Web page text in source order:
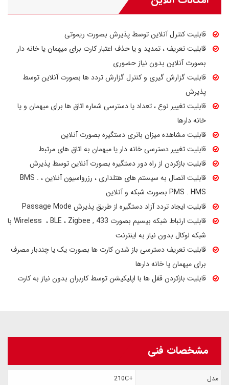
قابلیت کنترل آنلاین توسط پذیرش بصورت ریموتی
قابلیت تعریف ، تمدید و یا حذف اعتبار کارت برای میهمان یا خانه دار
بصورت آنلاین بدون نیاز حضوری
قابلیت گزارش گیری و کنترل گزارش تردد ها بصورت آنلاین توسط
پذیرش
قابلیت تغییر نوع ، تعداد یا دسترسی شماره اتاق ها برای میهمان و یا
خانه دارها
قابلیت مشاهده میزان باتری دستگیره بصورت آنلاین
قابلیت تغییر دسترسی خانه دار یا میهمان به اتاق های مرتبط
قابلیت بازکردن از راه دور دستگیره بصورت آنلاین توسط پذیرش
قابلیت اتصال به سیستم های هتلداری ، رزرواسیون آنلاین ، BMS .
PMS . HMS بصورت شبکه و آنلاین
قابلیت ایجاد تردد آزاد دستگیره از طریق پذیرش Passage Mode
قابلیت ارتباط شبکه بیسیم بصورت Wireless ، BLE ، Zigbee , 433 با
شبکه لوکال بدون نیاز به اینترنت
قابلیت تعریف دسترسی باز شدن کارت ها بصورت یک یا چندبار مصرف
برای میهمان یا خانه دارها
قابلیت بازکردن قفل ها با اپلیکیشن توسط کاربران بدون نیاز به کارت
مشخصات فنی
مدل
+210C